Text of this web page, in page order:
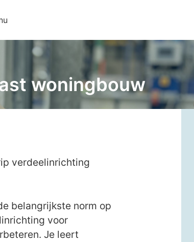
woningbouw
verdeelinrichting
belangrijkste norm op
voor
Je leert